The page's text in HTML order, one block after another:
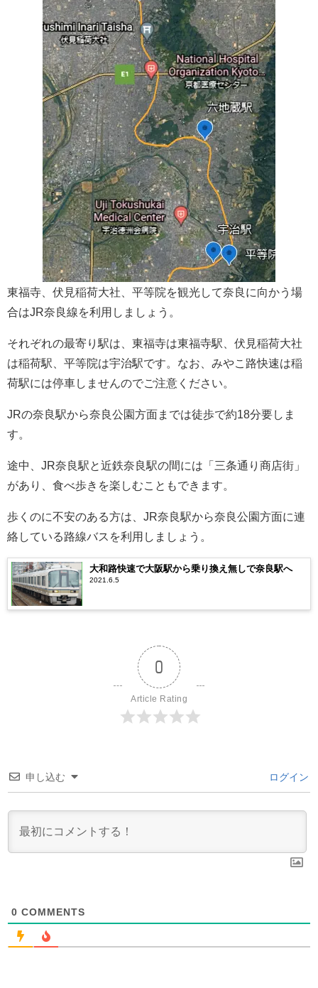
東福寺、伏見稲荷大社、平等院を観光して奈良に向かう場
合はJR奈良線を利用しましょう。
それぞれの最寄り駅は、東福寺は東福寺駅、伏見稲荷大社
は稲荷駅、平等院は宇治駅です。なお、みやこ路快速は稲
荷駅には停車しませんのでご注意ください。
JRの奈良駅から奈良公園方面までは徒歩で約18分要しま
す。
途中、JR奈良駅と近鉄奈良駅の間には「三条通り商店街」
があり、食べ歩きを楽しむこともできます。
歩くのに不安のある方は、JR奈良駅から奈良公園方面に連
絡している路線バスを利用しましょう。
大和路快速で大阪駅から乗り換え無しで奈良駅へ
2021.6.5
0
Article Rating
申し込む ログイン
0 COMMENTS